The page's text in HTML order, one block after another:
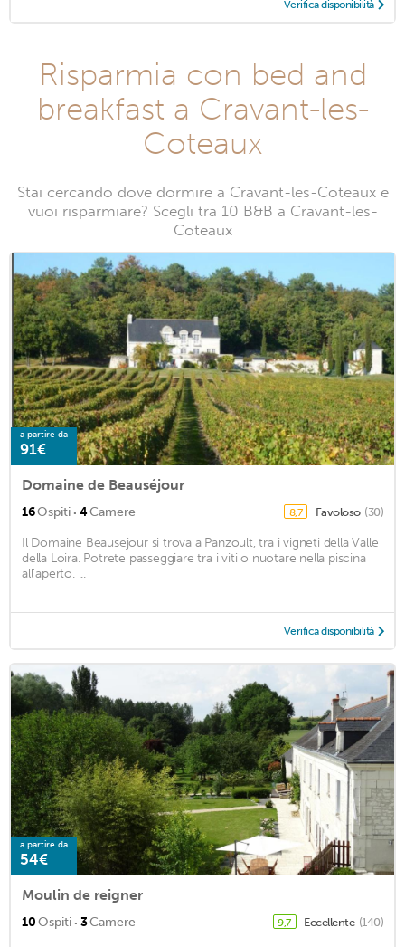
Verifica disponibilità
Risparmia con bed and
breakfast a Cravant-les-
Coteaux
Stai cercando dove dormire a Cravant-les-Coteaux e
vuoi risparmiare? Scegli tra 10 B&B a Cravant-les-
Coteaux
a partire da
91€
Domaine de Beauséjour
16Ospiti · 4Camere 8,7 Favoloso (30)
Il Domaine Beausejour si trova a Panzoult, tra i vigneti della Valle
della Loira. Potrete passeggiare tra i viti o nuotare nella piscina
all'aperto. ...
Verifica disponibilità
a partire da
54€
Moulin de reigner
10Ospiti · 3Camere 9,7 Eccellente (140)